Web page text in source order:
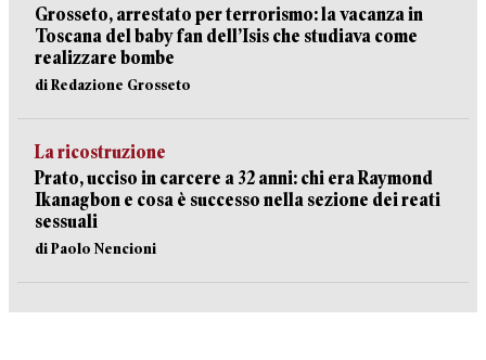
Grosseto, arrestato per terrorismo: la vacanza in
Toscana del baby fan dell’Isis che studiava come
realizzare bombe
di Redazione Grosseto
La ricostruzione
Prato, ucciso in carcere a 32 anni: chi era Raymond
Ikanagbon e cosa è successo nella sezione dei reati
sessuali
di Paolo Nencioni